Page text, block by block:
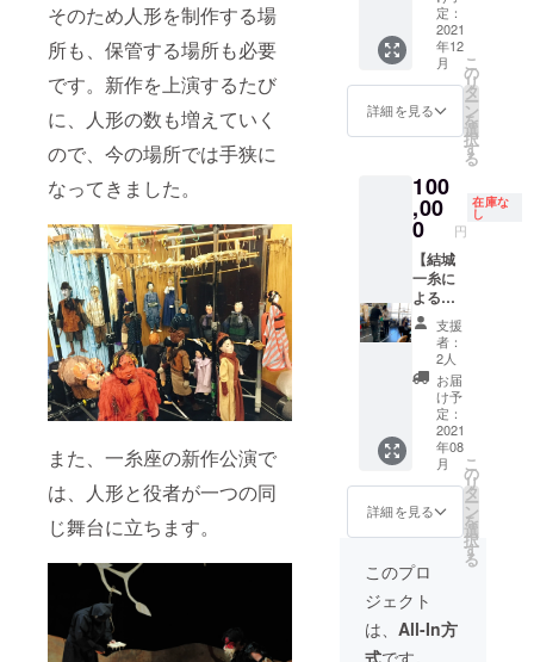
そのため人形を制作する場
所も、保管する場所も必要
です。新作を上演するたび
に、人形の数も増えていく
ので、今の場所では手狭に
なってきました。
また、一糸座の新作公演で
は、人形と役者が一つの同
じ舞台に立ちます。
徹底
し、開
催致し
ます。
送りす
るご案
載する
感染防
止策を
必ずお
読み頂
きご参
加下さ
い。
団員が
丁寧に
ご指導
いたし
ます。
古典小
解説と
操作体
験で、
約1時間
を予定
してい
ます。
換気や
消毒な
ど感染
対策を
徹底
し、開
催致し
ます。
後日お
送りす
るご案
載する
止策を
必ずお
読み頂
頂きま
す。た
くさん
のご支
援あり
がとう
に、
ホーム
ページ
掲載用
にご希
望のお
名前を
ご記入
くださ
い ※オ
プショ
ンでお
食事券
付き又
は無し
をお選
びくだ
さい ※
釣りは
出ませ
ん ※有
効期
限：令
様ま
で）
※小作品
鑑賞前
か後に
カフェ
にてお
食事を
で頂け
ます ・
一糸座
地下ア
トリエ
にて小
作品鑑
賞 ※
１０分
程度×２
作品
（写真
はイ
メージ
です）
※１組
２名様
まで
※同日に
2組様ま
で鑑賞
いただ
く場合
があり
ます
メール
・ホー
ムペー
ジにお
名前掲
載 ※
備考欄
に、
ページ
掲載用
にご希
望のお
名前を
ご記入
くださ
い ・あ
なたの
オフィ
スやご
自宅、
パー
ティー
会場な
どで、
目の前
で「三
番叟」
を舞い
ます
※遠方の
場合
は、別
途移動
定：
2021
年12
月
詳細を見る
こ
の
リ
タ
ー
ン
を
選
択
す
る
100
,00
0 円
在庫な
し
【結城
一糸に
よるマ
ンツー
マン人
形体験
コー
ス】 ・
お礼
メール
・ホー
ムペー
ジにお
名前掲
載 ※
備考欄
に、
ホーム
ページ
掲載用
にご希
支援
者：
2人
お届
け予
定：
2021
年08
月
詳細を見る
こ
の
リ
タ
ー
ン
を
選
択
す
る
このプロ
ジェクト
は、 All-In方
式です。